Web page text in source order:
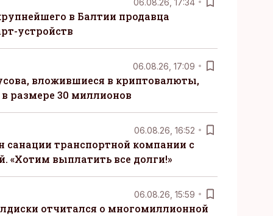
в Балтии продавца
устройств
06.08.26, 17:09
вложившиеся в криптовалюты,
размере 30 миллионов
06.08.26, 16:52
санации транспортной компании с
«Хотим выплатить все долги!»
06.08.26, 15:59
отчитался о многомиллионной